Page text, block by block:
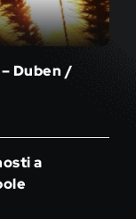
Duben /
a